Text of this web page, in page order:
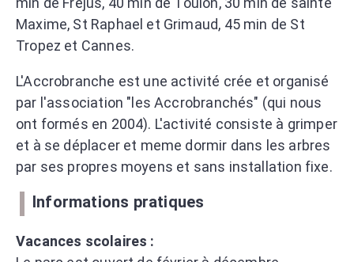
Maxime, St Raphael et Grimaud, 45 min de St
Tropez et Cannes.
L'Accrobranche est une activité crée et organisé
par l'association "les Accrobranchés" (qui nous
ont formés en 2004). L'activité consiste à grimper
et à se déplacer et meme dormir dans les arbres
par ses propres moyens et sans installation fixe.
Informations pratiques
Vacances scolaires :